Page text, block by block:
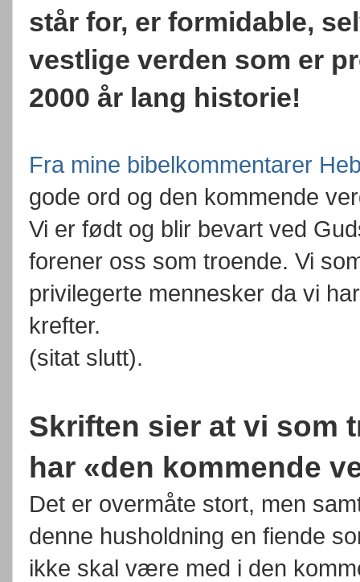
står for, er formidable,
vestlige verden som er
2000 år lang historie!
Fra mine bibelkommentarer
gode ord og den kommende
Vi er født og blir bevart ved
forener oss som troende. Vi
privilegerte mennesker da vi
krefter.
(sitat slutt).
Skriften sier at vi som
har «den kommende
Det er overmåte stort, men
denne husholdning en fiende
ikke skal være med i den